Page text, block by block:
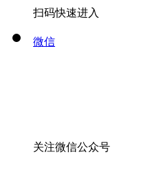
扫码快速进入
微信
关注微信公众号